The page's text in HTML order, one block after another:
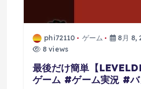
phi72110 ゲーム
8月 8,
8 views
最後だけ簡単【
ゲーム #ゲーム実況 #バ